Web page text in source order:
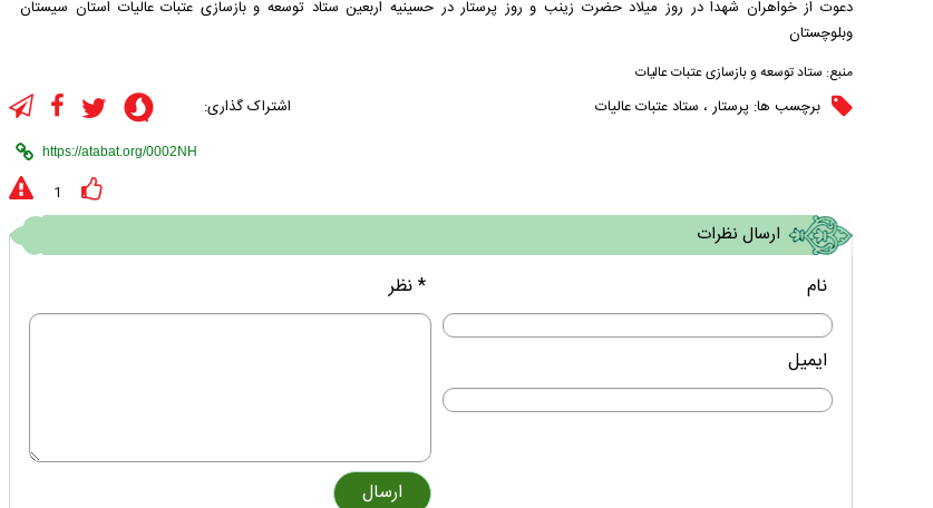
دعوت از خواهران شهدا در روز میلاد حضرت زینب و روز پرستار در حسینیه اربعین ستاد توسعه و بازسازی عتبات عالیات استان سیستان
وبلوچستان
منبع: ستاد توسعه و بازسازی عتبات عالیات
برچسب ها: پرستار ، ستاد عتبات عالیات اشتراک گذاری:
1
ارسال نظرات
نام
ایمیل
* نظر